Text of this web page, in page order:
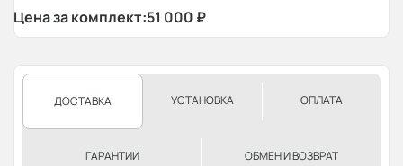
Цена за комплект:51 000 ₽
ДОСТАВКА УСТАНОВКА ОПЛАТА
ГАРАНТИИ ОБМЕН И ВОЗВРАТ